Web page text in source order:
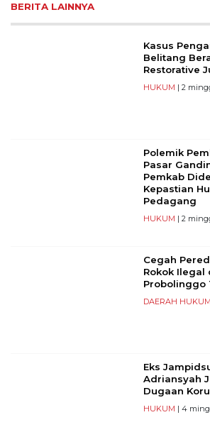
BERITA LAINNYA
Kasus
Belitang
Restorative
HUKUM | 2
Polemik
Pasar
Pemkab
Kepastian
Pedagang
HUKUM | 2
Cegah
Rokok Ilegal
Probolinggo
DAERAH HUKUM
Eks
Adriansyah
Dugaan
HUKUM | 4